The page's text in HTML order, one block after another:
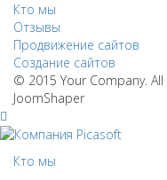
Кто мы
Отзывы
Продвижение сайтов
Создание сайтов
© 2015 Your Company. All
JoomShaper
Кто мы